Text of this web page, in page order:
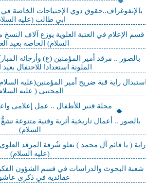
بالإنفوغراف..حقوق ذوي الإحتياجات الخاصة
ابي طالب (عليه
قسم الإعلام في العتبة العلوية يوزع آلاف النسخ
السلام) الخاصة بعيد
بالصور .. مرقد أمير المؤمنين (ع) وأرجائه
الملونة استعدادا للاحتفال بعيد
استبدال راية قبة ضريح أمير المؤمنين(عليه
المجتبى ( عليه
مجلة قنبر للأطفال .. عمل إعلامي
بالصور .. أعمال تاريخية أثرية وفنية متنوعة
السلام)
راية ( يا قائم آل محمد ) تعلو شُرفة المرقد
(عليه السلام)
شعبة البحوث والدراسات في قسم الشؤون
عقائدية في ذكرى